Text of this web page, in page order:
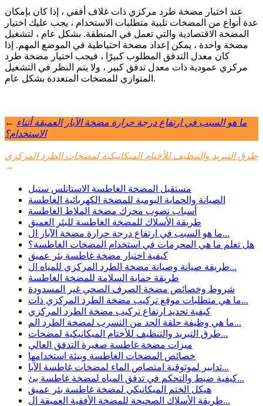
عند اختيار مضخة طرد مركزي ذات غلاف أفقي ، إذا كان بإمكان
عدة أنواع من المضخات تلبية متطلبات الاستخدام ، يجب عليك اختيار
المضخة الاقتصادية والتي تعمل في المنطقة. بشكل عام ، لتشغيل
مضخة واحدة ، يمكن إعداد مضخة احتياطية في الموضع المهم. إذا
كان معدل التدفق المطلوب كبيرًا ، فيجب اختيار مضخة طرد
مركزي عمودية ذات معدل تدفق كبير ، ولا يتم النظر في التشغيل
المتوازي للمضخات المتعددة بشكل عام.
← ما هو السبب في ارتفاع درجة حرارة مضخة الآبار العميقة أثناء
الاستخدام؟
طرق التبريد والتنظيف للأختام الميكانيكية لمضخات الطرد المركزي
→
مستقبل المضخة الغاطسة الاستانلس ستيل
الصيانة والحماية اليومية للمضخة الكهربائية الغاطسة
أسباب نضوب محرك مضخة الملاط الغاطسة
طريقة الأسلاك للمضخة الغاطسة للبئر العميق
ما هو السبب في ارتفاع درجة حرارة مضخة الآبار ال...
هل تعلم ما هي المحرمات في استخدام المضخات الغاطسة؟
كيفية اختيار مضخة غاطسة بئر عميق
طريقة صيانة وصيانة مضخة الطرد المركزي للمياه ال...
طريقة حماية السلامة للمضخة الغاطسة
شروط وخصائص مضخة الصرف الصحي غير المسدودة
ما هي متطلبات موقع تركيب مضخة الطرد المركزي ذات...
كيفية تحديد ارتفاع تركيب مضخة الطرد المركزي
ما هي وظيفة حلقة الحد من التسرب لمضخة الطرد الم...
طرق التبريد والتنظيف للأختام الميكانيكية لمضخات...
ميزات مضخة غاطسة صغيرة التدفق العالي
خصائص المضخات الغاطسة وبيئة استخدامها
تدابير لموثوقية امتصاص الماء لمضخات غاطسة الآبا...
كيفية ضبط والتحكم في تدفق المياه لمضخة غاطسة بئ...
هيكل الختم الميكانيكي لمضخة غاطسة بئر عميق
طريقة الأسلاك الصحيحة للمضخة الأفقية العميقة ال...